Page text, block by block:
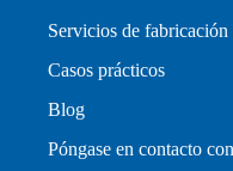
Servicios de fabricación
Casos prácticos
Blog
Póngase en contacto con